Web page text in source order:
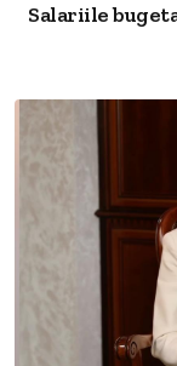
Salariile